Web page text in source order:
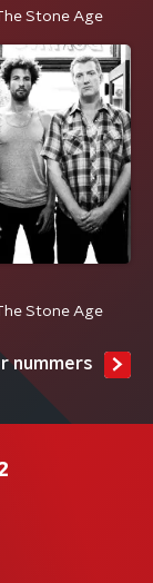
Stone Age
Stone Age
nummers